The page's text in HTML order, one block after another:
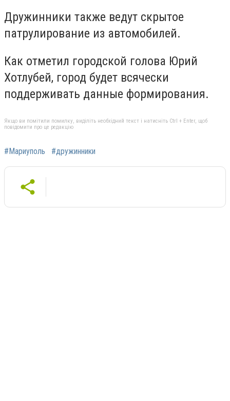
Дружинники также ведут скрытое
патрулирование из автомобилей.
Как отметил городской голова Юрий
Хотлубей, город будет всячески
поддерживать данные формирования.
Якщо ви помітили помилку, виділіть необхідний текст і натисніть Ctrl + Enter, щоб
повідомити про це редакцію
#Мариуполь #дружинники